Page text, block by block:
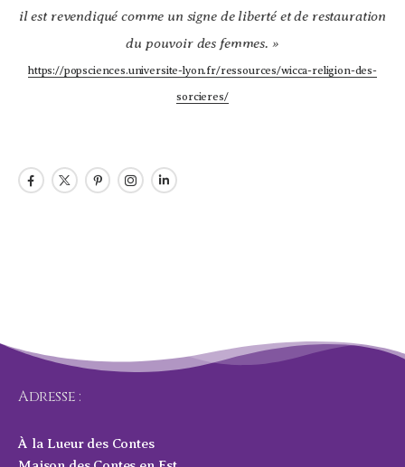
il est revendiqué comme un signe de liberté et de restauration
du pouvoir des femmes. »
https://popsciences.universite-lyon.fr/ressources/wicca-religion-des-
sorcieres/
Adresse :
À la Lueur des Contes